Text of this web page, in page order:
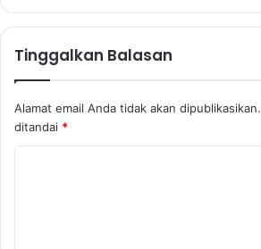
Tinggalkan Balasan
Alamat email Anda tidak akan dipublikasikan.
ditandai *